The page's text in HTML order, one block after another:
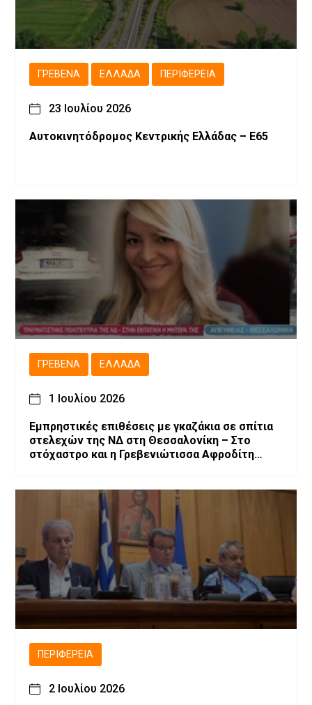
ΓΡΕΒΕΝΆ ΕΛΛΆΔΑ ΠΕΡΙΦΈΡΕΙΑ
23 Ιουλίου 2026
Αυτοκινητόδρομος Κεντρικής Ελλάδας – Ε65
ΓΡΕΒΕΝΆ ΕΛΛΆΔΑ
1 Ιουλίου 2026
Εμπρηστικές επιθέσεις με γκαζάκια σε σπίτια
στελεχών της ΝΔ στη Θεσσαλονίκη – Στο
στόχαστρο και η Γρεβενιώτισσα Αφροδίτη
ΠΕΡΙΦΈΡΕΙΑ
2 Ιουλίου 2026